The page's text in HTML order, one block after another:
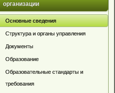
организации
Основные сведения
Структура и органы управления
Документы
Образование
Образовательные стандарты и
требования